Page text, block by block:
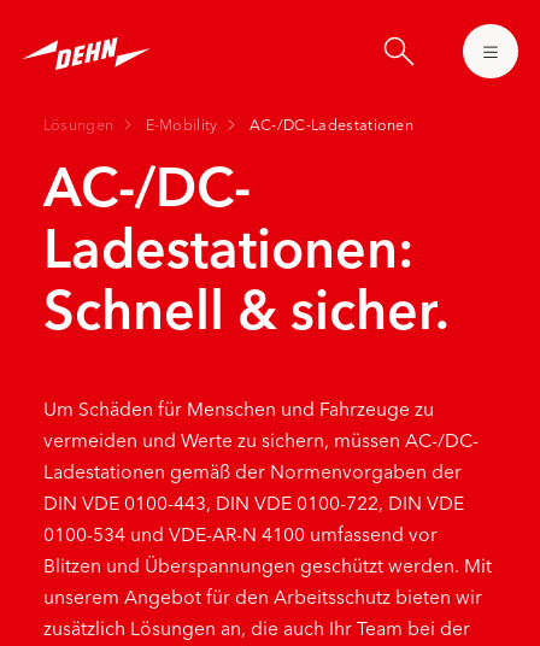
main
Lösungen E-Mobility AC-/DC-Ladestationen
AC-/DC-
Ladestationen:
Schnell & sicher.
Um Schäden für Menschen und Fahrzeuge zu
vermeiden und Werte zu sichern, müssen AC-/DC-
Ladestationen gemäß der Normenvorgaben der
DIN VDE 0100-443, DIN VDE 0100-722, DIN VDE
0100-534 und VDE-AR-N 4100 umfassend vor
Blitzen und Überspannungen geschützt werden. Mit
unserem Angebot für den Arbeitsschutz bieten wir
zusätzlich Lösungen an, die auch Ihr Team bei der